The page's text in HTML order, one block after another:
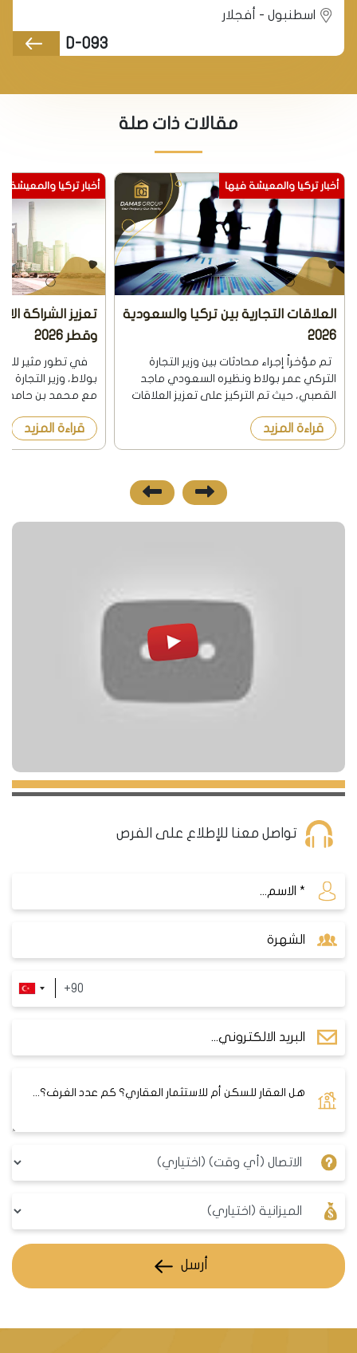
اسطنبول - أفجلار
D-093
مقالات ذات صلة
أخبار تركيا والمعيشة فيها
العلاقات التجارية بين تركيا والسعودية
2026
تم مؤخراً إجراء محادثات بين وزير التجارة
التركي عمر بولاط ونظيره السعودي ماجد
القصبي، حيث تم التركيز على تعزيز العلاقات
التجارية بين تركيا والسعودية 2026 التوا...
قراءة المزيد
أخبار تركيا والمعيشة
تعزيز الشراكة
وقطر 2026
في تطور مثير
بولاط، وزير التجارة
مع محمد بن حامد بن
اتفاقية الشراكة
قراءة المزيد
تواصل معنا للإطلاع على الفرص
أرسل